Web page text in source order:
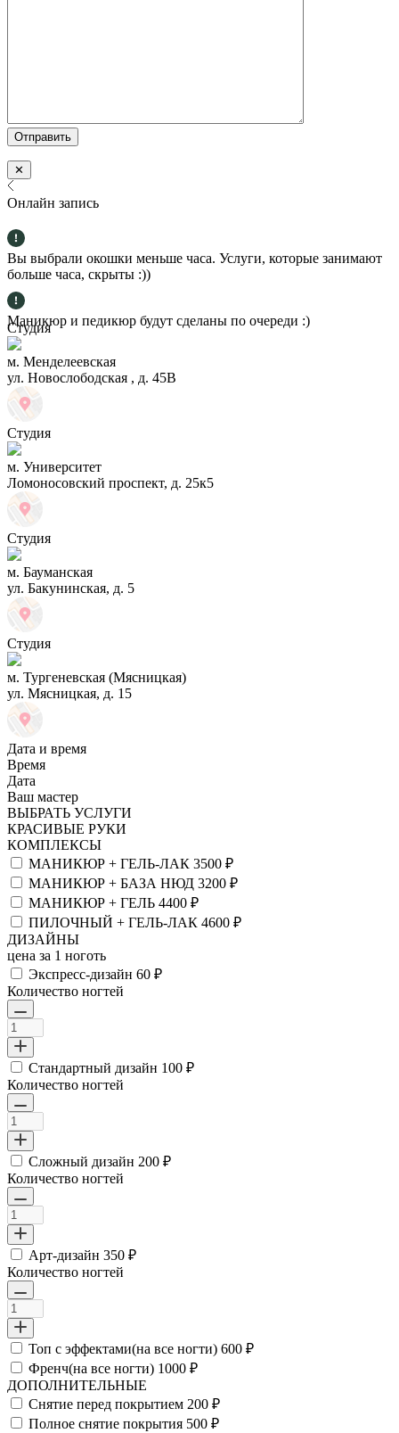
✕
Онлайн запись
Вы выбрали окошки меньше часа. Услуги, которые занимают
больше часа, скрыты :))
Маникюр и педикюр будут сделаны по очереди :)
Студия
м. Менделеевская
ул. Новослободская , д. 45В
Студия
м. Университет
Ломоносовский проспект, д. 25к5
Студия
м. Бауманская
ул. Бакунинская, д. 5
Студия
м. Тургеневская (Мясницкая)
ул. Мясницкая, д. 15
Дата и время
Время
Дата
Ваш мастер
ВЫБРАТЬ УСЛУГИ
КРАСИВЫЕ РУКИ
КОМПЛЕКСЫ
МАНИКЮР + ГЕЛЬ-ЛАК 3500 ₽
МАНИКЮР + БАЗА НЮД 3200 ₽
МАНИКЮР + ГЕЛЬ 4400 ₽
ПИЛОЧНЫЙ + ГЕЛЬ-ЛАК 4600 ₽
ДИЗАЙНЫ
цена за 1 ноготь
Экспресс-дизайн 60 ₽
Количество ногтей
Стандартный дизайн 100 ₽
Количество ногтей
Сложный дизайн 200 ₽
Количество ногтей
Арт-дизайн 350 ₽
Количество ногтей
Топ с эффектами(на все ногти) 600 ₽
Френч(на все ногти) 1000 ₽
ДОПОЛНИТЕЛЬНЫЕ
Снятие перед покрытием 200 ₽
Полное снятие покрытия 500 ₽